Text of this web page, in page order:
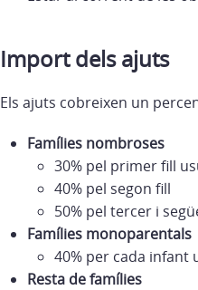
Import dels ajuts
Els ajuts cobreixen un
Famílies nombroses
30% pel primer fill
40% pel segon fill
50% pel tercer i
Famílies monoparentals
40% per cada infant
Resta de famílies